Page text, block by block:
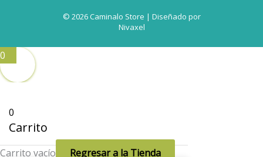
© 2026 Caminalo Store | Diseñado por
Nivaxel
0
0
Carrito
Carrito vacío Regresar a la Tienda